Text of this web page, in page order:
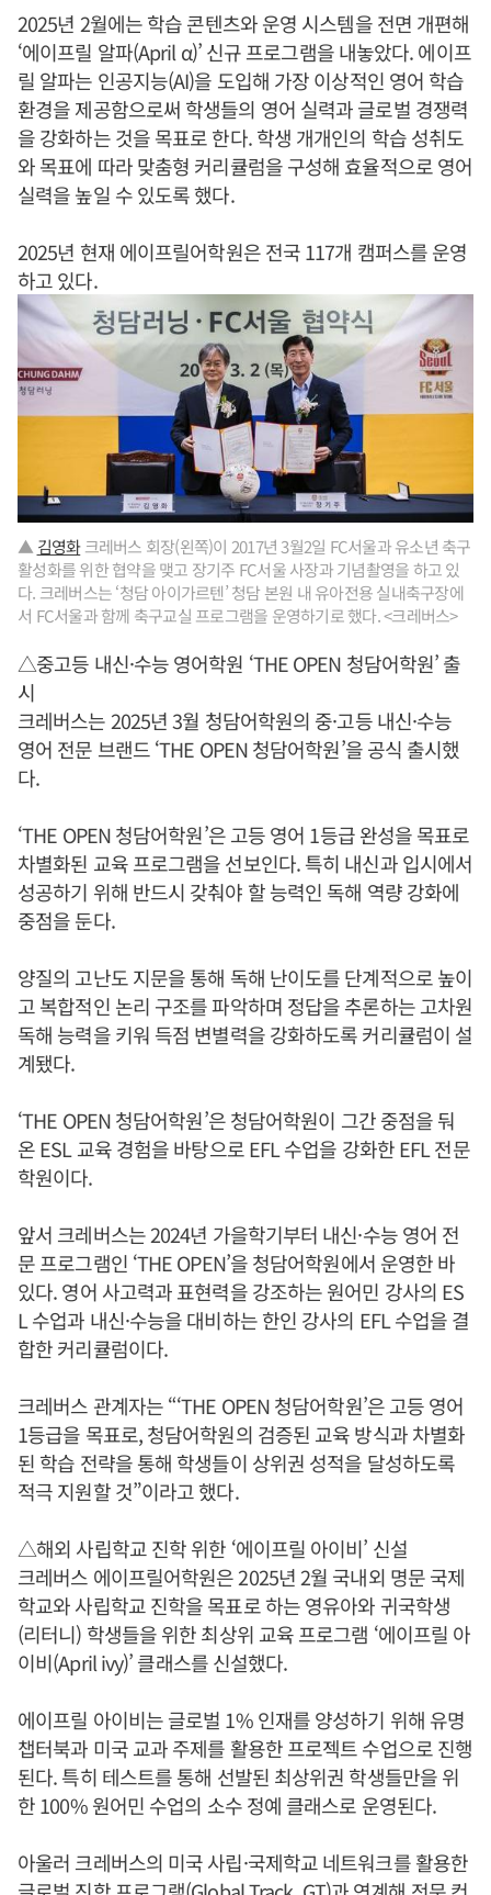
2025년 2월에는 학습 콘텐츠와 운영 시스템을 전면 개편해
‘에이프릴 알파(April α)’ 신규 프로그램을 내놓았다. 에이프
릴 알파는 인공지능(AI)을 도입해 가장 이상적인 영어 학습
환경을 제공함으로써 학생들의 영어 실력과 글로벌 경쟁력
을 강화하는 것을 목표로 한다. 학생 개개인의 학습 성취도
와 목표에 따라 맞춤형 커리큘럼을 구성해 효율적으로 영어
실력을 높일 수 있도록 했다.
2025년 현재 에이프릴어학원은 전국 117개 캠퍼스를 운영
하고 있다.
▲ 김영화크레버스 회장(왼쪽)이 2017년 3월2일 FC서울과 유소년 축구
활성화를 위한 협약을 맺고 장기주 FC서울 사장과 기념촬영을 하고 있
다. 크레버스는 ‘청담 아이가르텐’ 청담 본원 내 유아전용 실내축구장에
서 FC서울과 함께 축구교실 프로그램을 운영하기로 했다. <크레버스>
△중고등 내신·수능 영어학원 ‘THE OPEN 청담어학원’ 출
시
크레버스는 2025년 3월 청담어학원의 중·고등 내신·수능
영어 전문 브랜드 ‘THE OPEN 청담어학원’을 공식 출시했
다.
‘THE OPEN 청담어학원’은 고등 영어 1등급 완성을 목표로
차별화된 교육 프로그램을 선보인다. 특히 내신과 입시에서
성공하기 위해 반드시 갖춰야 할 능력인 독해 역량 강화에
중점을 둔다.
양질의 고난도 지문을 통해 독해 난이도를 단계적으로 높이
고 복합적인 논리 구조를 파악하며 정답을 추론하는 고차원
독해 능력을 키워 득점 변별력을 강화하도록 커리큘럼이 설
계됐다.
‘THE OPEN 청담어학원’은 청담어학원이 그간 중점을 둬
온 ESL 교육 경험을 바탕으로 EFL 수업을 강화한 EFL 전문
학원이다.
앞서 크레버스는 2024년 가을학기부터 내신·수능 영어 전
문 프로그램인 ‘THE OPEN’을 청담어학원에서 운영한 바
있다. 영어 사고력과 표현력을 강조하는 원어민 강사의 ES
L 수업과 내신·수능을 대비하는 한인 강사의 EFL 수업을 결
합한 커리큘럼이다.
크레버스 관계자는 “‘THE OPEN 청담어학원’은 고등 영어
1등급을 목표로, 청담어학원의 검증된 교육 방식과 차별화
된 학습 전략을 통해 학생들이 상위권 성적을 달성하도록
적극 지원할 것”이라고 했다.
△해외 사립학교 진학 위한 ‘에이프릴 아이비’ 신설
크레버스 에이프릴어학원은 2025년 2월 국내외 명문 국제
학교와 사립학교 진학을 목표로 하는 영유아와 귀국학생
(리터니) 학생들을 위한 최상위 교육 프로그램 ‘에이프릴 아
이비(April ivy)’ 클래스를 신설했다.
에이프릴 아이비는 글로벌 1% 인재를 양성하기 위해 유명
챕터북과 미국 교과 주제를 활용한 프로젝트 수업으로 진행
된다. 특히 테스트를 통해 선발된 최상위권 학생들만을 위
한 100% 원어민 수업의 소수 정예 클래스로 운영된다.
아울러 크레버스의 미국 사립·국제학교 네트워크를 활용한